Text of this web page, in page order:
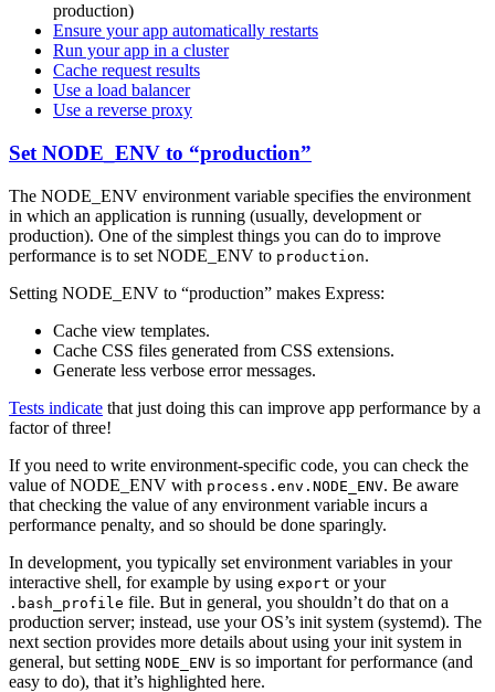
production)
Ensure your app automatically restarts
Run your app in a cluster
Cache request results
Use a load balancer
Use a reverse proxy
Set NODE_ENV to “production”
The NODE_ENV environment variable specifies the environment
in which an application is running (usually, development or
production). One of the simplest things you can do to improve
performance is to set NODE_ENV to production.
Setting NODE_ENV to “production” makes Express:
Cache view templates.
Cache CSS files generated from CSS extensions.
Generate less verbose error messages.
Tests indicate that just doing this can improve app performance by a
factor of three!
If you need to write environment-specific code, you can check the
value of NODE_ENV with process.env.NODE_ENV. Be aware
that checking the value of any environment variable incurs a
performance penalty, and so should be done sparingly.
In development, you typically set environment variables in your
interactive shell, for example by using export or your
.bash_profile file. But in general, you shouldn’t do that on a
production server; instead, use your OS’s init system (systemd). The
next section provides more details about using your init system in
general, but setting NODE_ENV is so important for performance (and
easy to do), that it’s highlighted here.